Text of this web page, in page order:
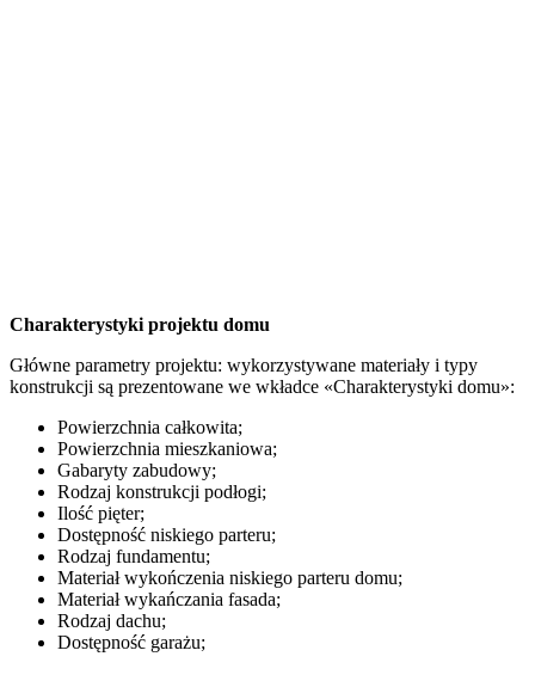
Charakterystyki projektu domu
Główne parametry projektu: wykorzystywane materiały i typy
konstrukcji są prezentowane we wkładce «Charakterystyki domu»:
Powierzchnia całkowita;
Powierzchnia mieszkaniowa;
Gabaryty zabudowy;
Rodzaj konstrukcji podłogi;
Ilość pięter;
Dostępność niskiego parteru;
Rodzaj fundamentu;
Materiał wykończenia niskiego parteru domu;
Materiał wykańczania fasada;
Rodzaj dachu;
Dostępność garażu;